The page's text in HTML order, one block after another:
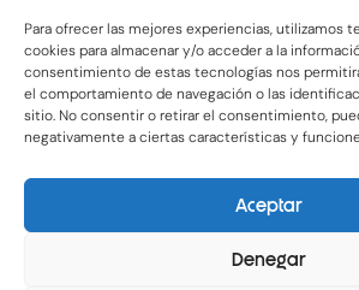
Para ofrecer las mejores experiencias, utilizamos
cookies para almacenar y/o acceder a la
consentimiento de estas tecnologías nos
el comportamiento de navegación o las
sitio. No consentir o retirar el consentimiento,
negativamente a ciertas características y
Aceptar
Denegar
Contacto
Enlaces de
Legal
Privacidad